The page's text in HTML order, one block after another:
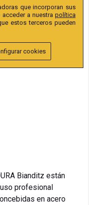
Bianditz están
profesional
en acero
que incorporan sus
a nuestra política
estos terceros pueden
cookies